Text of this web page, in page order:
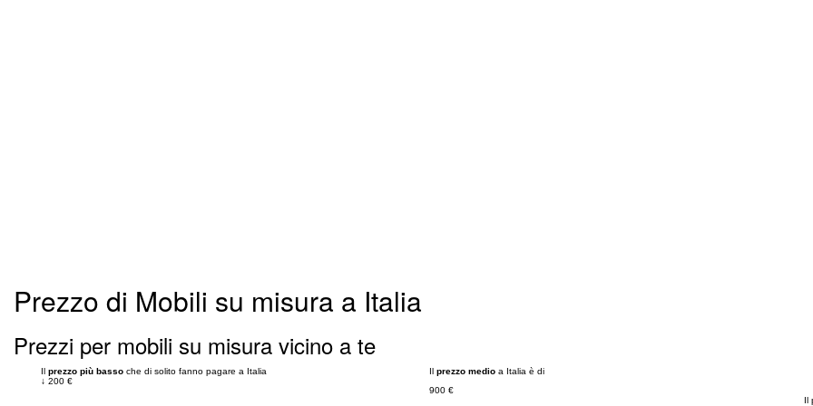
Prezzo di Mobili su misura a Italia
Prezzi per mobili su misura vicino a te
Il prezzo più basso che di solito fanno pagare a Italia
↓ 200 €
Il prezzo medio a Italia è di
900 €
Il